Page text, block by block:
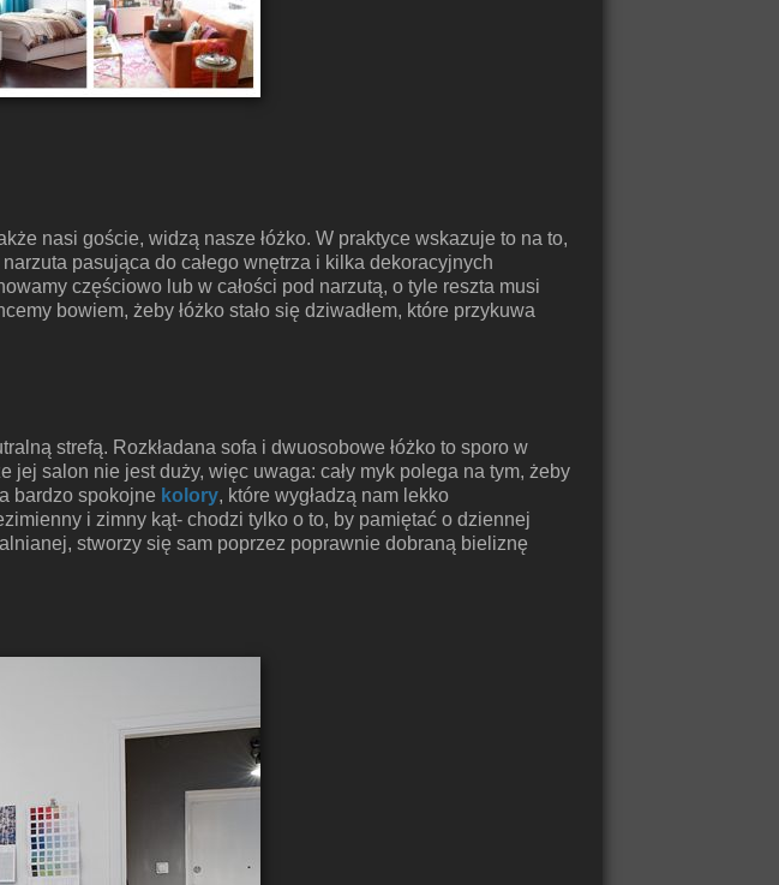
nasi goście, widzą nasze łóżko. W praktyce wskazuje to na to,
pasująca do całego wnętrza i kilka dekoracyjnych
częściowo lub w całości pod narzutą, o tyle reszta musi
bowiem, żeby łóżko stało się dziwadłem, które przykuwa
strefą. Rozkładana sofa i dwuosobowe łóżko to sporo w
salon nie jest duży, więc uwaga: cały myk polega na tym, żeby
bardzo spokojne kolory, które wygładzą nam lekko
i zimny kąt- chodzi tylko o to, by pamiętać o dziennej
stworzy się sam poprzez poprawnie dobraną bieliznę